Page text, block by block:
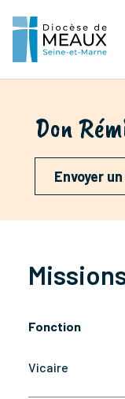
Don
Envoyer
Fonction
Vicaire